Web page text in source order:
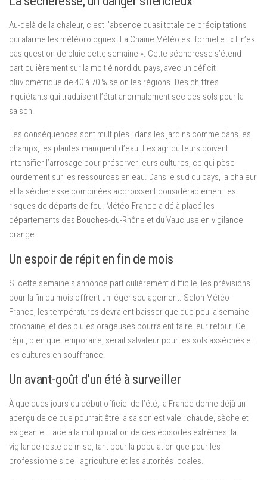
Au-delà de la chaleur, c’est l’absence quasi totale de précipitations
qui alarme les météorologues. La Chaîne Météo est formelle : « Il n’est
pas question de pluie cette semaine ». Cette sécheresse s’étend
particulièrement sur la moitié nord du pays, avec un déficit
pluviométrique de 40 à 70 % selon les régions. Des chiffres
inquiétants qui traduisent l’état anormalement sec des sols pour la
saison.
Les conséquences sont multiples : dans les jardins comme dans les
champs, les plantes manquent d’eau. Les agriculteurs doivent
intensifier l’arrosage pour préserver leurs cultures, ce qui pèse
lourdement sur les ressources en eau. Dans le sud du pays, la chaleur
et la sécheresse combinées accroissent considérablement les
risques de départs de feu. Météo-France a déjà placé les
départements des Bouches-du-Rhône et du Vaucluse en vigilance
orange.
Un espoir de répit en fin de mois
Si cette semaine s’annonce particulièrement difficile, les prévisions
pour la fin du mois offrent un léger soulagement. Selon Météo-
France, les températures devraient baisser quelque peu la semaine
prochaine, et des pluies orageuses pourraient faire leur retour. Ce
répit, bien que temporaire, serait salvateur pour les sols asséchés et
les cultures en souffrance.
Un avant-goût d’un été à surveiller
À quelques jours du début officiel de l’été, la France donne déjà un
aperçu de ce que pourrait être la saison estivale : chaude, sèche et
exigeante. Face à la multiplication de ces épisodes extrêmes, la
vigilance reste de mise, tant pour la population que pour les
professionnels de l’agriculture et les autorités locales.